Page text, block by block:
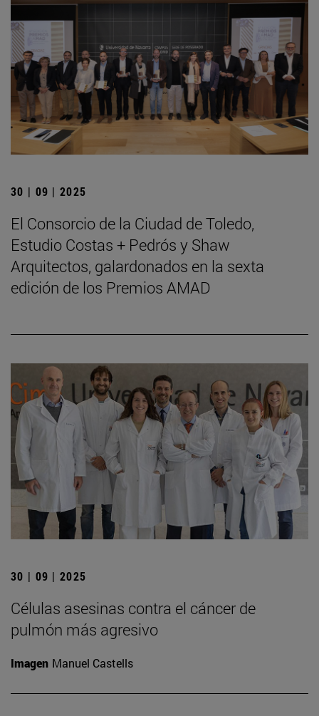
30 | 09 | 2025
El Consorcio de la Ciudad de Toledo,
Estudio Costas + Pedrós y Shaw
Arquitectos, galardonados en la sexta
edición de los Premios AMAD
30 | 09 | 2025
Células asesinas contra el cáncer de
pulmón más agresivo
Imagen Manuel Castells